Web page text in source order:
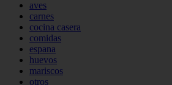
aves
carnes
cocina casera
comidas
espana
huevos
mariscos
otros